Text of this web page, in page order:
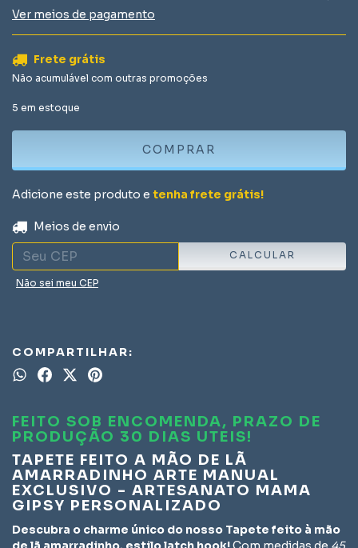
Ver meios de pagamento
Frete grátis
Não acumulável com outras promoções
5 em estoque
Adicione este produto e tenha frete grátis!
Entregas para o CEP:
Meios de envio
CALCULAR
Não sei meu CEP
COMPARTILHAR:
FEITO SOB ENCOMENDA, PRAZO DE
PRODUÇÃO 30 DIAS UTEIS!
TAPETE FEITO A MÃO DE LÃ
AMARRADINHO ARTE MANUAL
EXCLUSIVO - ARTESANATO MAMA
GIPSY PERSONALIZADO
Descubra o charme único do nosso Tapete feito à mão